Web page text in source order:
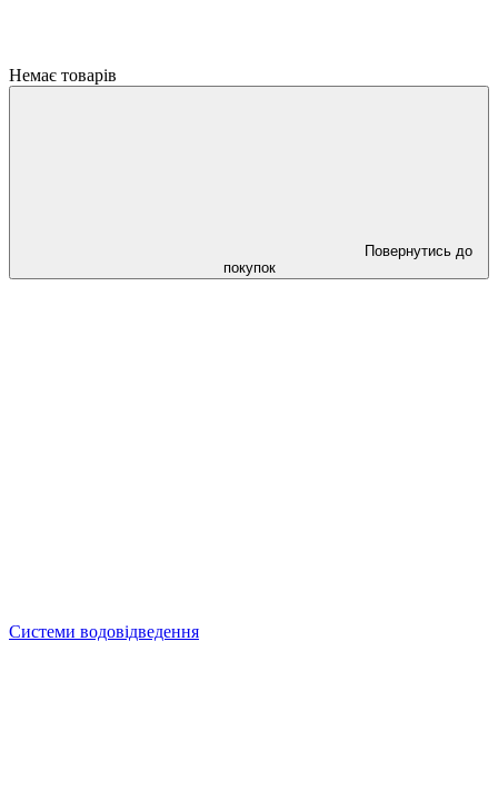
Немає товарів
Повернутись до
покупок
Системи водовідведення